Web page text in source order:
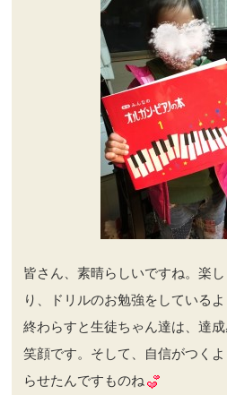
皆さん、素晴らしいですね。楽
り、ドリルのお勉強をしている
終わらすと生徒ちゃん達は、達
笑顔です。そして、自信がつく
らせたんですものね